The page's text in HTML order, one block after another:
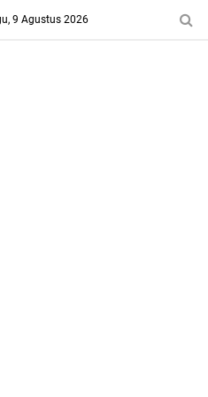
9 Agustus 2026